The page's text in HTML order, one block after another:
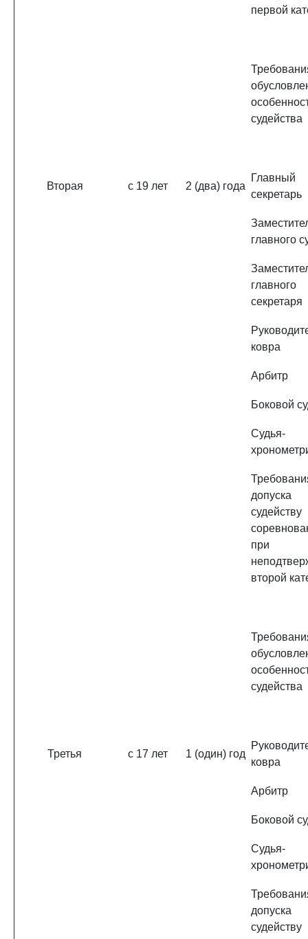
первой
судейства
Вторая с 19 лет 2 (два) года
Главный
секретарь
главного
главного
секретаря
ковра
Арбитр
Боковой
Судья-
судейству
при
второй
судейства
Третья с 17 лет 1 (один) год
ковра
Арбитр
Боковой
Судья-
судейству